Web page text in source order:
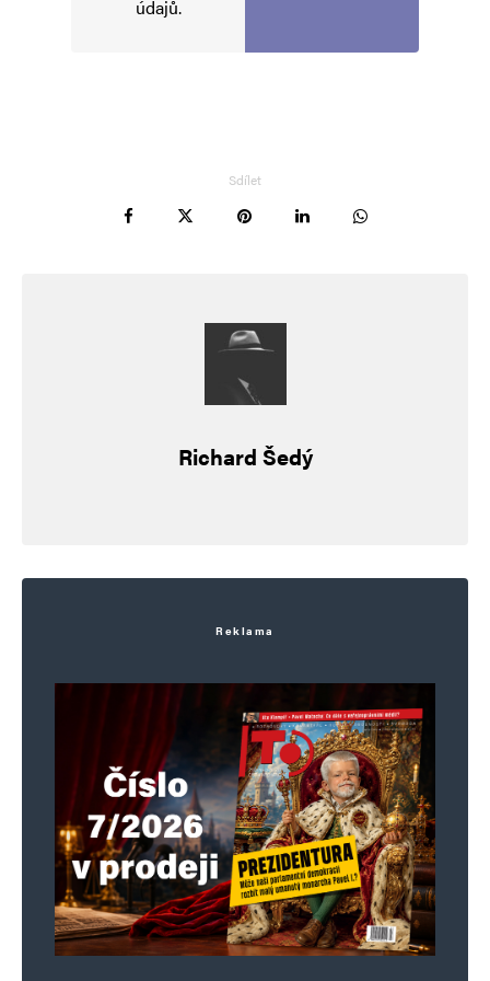
měsíc po události.
Však jo 🙂 Teď je potřeba policistovi pomoci
Být přítelem nebo příbuzným napadené
A to prej maj policajti psychotesty.
Palo
14. 3. 2024 (19:17)
MAGOR.
Vožralej MAGOR!
Odpovědět
údajů.
Sdílet
Richard Šedý
Reklama